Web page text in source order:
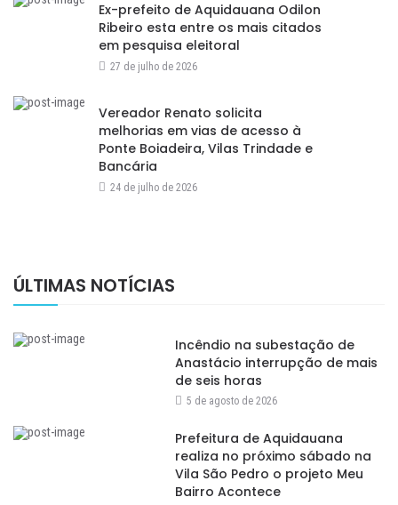
Ex-prefeito de Aquidauana Odilon
Ribeiro esta entre os mais citados
em pesquisa eleitoral
27 de julho de 2026
Vereador Renato solicita
melhorias em vias de acesso à
Ponte Boiadeira, Vilas Trindade e
Bancária
24 de julho de 2026
ÚLTIMAS NOTÍCIAS
Incêndio na subestação de
Anastácio interrupção de mais
de seis horas
5 de agosto de 2026
Prefeitura de Aquidauana
realiza no próximo sábado na
Vila São Pedro o projeto Meu
Bairro Acontece